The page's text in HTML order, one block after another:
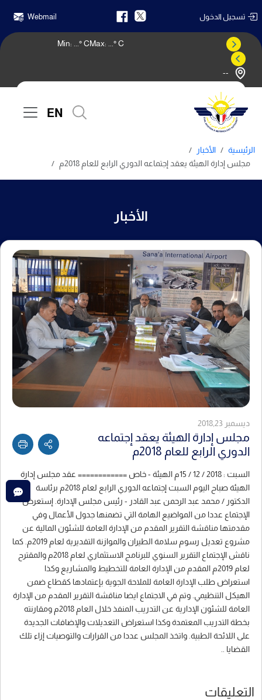
تسجيل الدخول Webmail
--
Max: ° C
Min: ° C
EN
الرئيسية
الأخبار
مجلس إدارة الهيئة يعقد إجتماعه الدوري الرابع للعام 2018م
الأخبار
ديسمبر 2018,23
مجلس إدارة الهيئة يعقد إجتماعه
الدوري الرابع للعام 2018م
السبت : 2018 / 12 / 15م الهيئة - خاص ============ عقد مجلس إدارة
الهيئة صباح اليوم السبت إجتماعه الدوري الرابع لعام 2018م برئاسة
الدكتور / محمد عبد الرحمن عبد القادر - رئيس مجلس الإدارة. إستعرض
الإجتماع عددا من المواضيع الهامة التي تضمنها جدول الأعمال وفي
مقدمتها مناقشة التقرير المقدم من الإدارة العامة للشئون المالية عن
مشروع تعديل رسوم سلامة الطيران والموازنة التقديرية لعام 2019م. كما
ناقش الإجتماع التقرير السنوي للبرنامج الاستثماري لعام 2018م والمقترح
لعام 2019م المقدم من الإدارة العامة للتخطيط والمشاريع وكذا
استعراض طلب الإدارة العامة للملاحة الجوية بإعتمادها كقطاع ضمن
الهيكل التنظيمي. وتم في الاجتماع ايضا مناقشة التقرير المقدم من الإدارة
العامة للشئون الإدارية عن التدريب المنفذ خلال العام 2018م ومقارنته
بخطة التدريب المعتمدة وكذا استعراض التعديلات والإضافات الجديدة
على اللائحة الطبية. واتخذ المجلس عددا من القرارات والتوصيات إزاء تلك
القضايا ..
التعليقات